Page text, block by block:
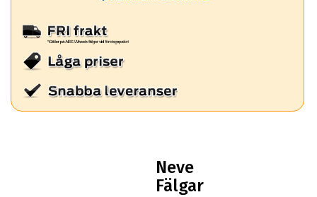
Neve
Fälgar